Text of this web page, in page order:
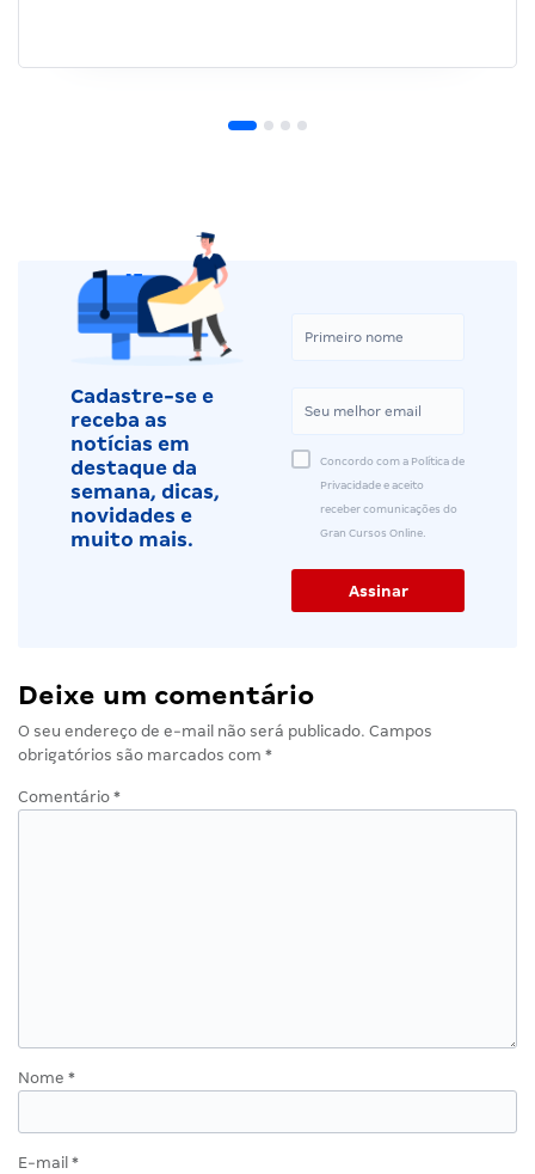
Cadastre-se e
receba as
notícias em
destaque da
semana, dicas,
novidades e
muito mais.
Concordo com a Política de
Privacidade e aceito
receber comunicações do
Gran Cursos Online.
Deixe um comentário
O seu endereço de e-mail não será publicado. Campos
obrigatórios são marcados com *
Comentário *
Nome *
E-mail *